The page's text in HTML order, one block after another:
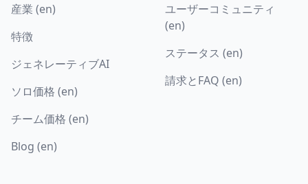
産業 (en)
特徴
ジェネレーティブAI
ソロ価格 (en)
チーム価格 (en)
Blog (en)
ユーザーコミュニティ
(en)
ステータス (en)
請求とFAQ (en)